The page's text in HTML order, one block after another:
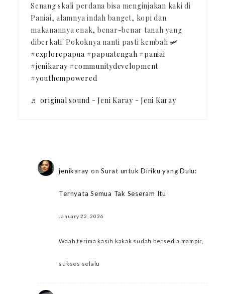
Senang skali perdana bisa menginjakan kaki di
Paniai, alamnya indah banget, kopi dan
makanannya enak, benar-benar tanah yang
diberkati. Pokoknya nanti pasti kembali 🛩️
#explorepapua #papuatengah #paniai
#jenikaray #communitydevelopment
#youthempowered
♬ original sound - Jeni Karay - Jeni Karay
jenikaray on Surat untuk Diriku yang Dulu:
Ternyata Semua Tak Seseram Itu
January 22, 2026
Waah terima kasih kakak sudah bersedia mampir,
sukses selalu